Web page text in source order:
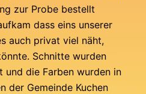
zur Probe bestellt
dass eins unserer
auch privat viel näht,
Schnitte wurden
die Farben wurden in
der Gemeinde Kuchen